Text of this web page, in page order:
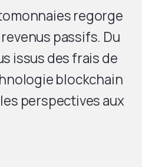
regorge
passifs. Du
issus des frais de
blockchain
perspectives aux